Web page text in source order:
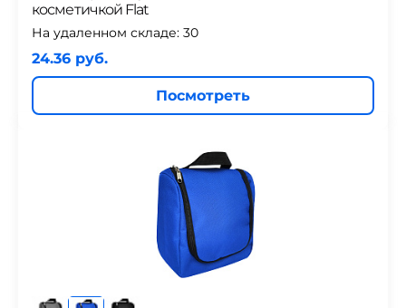
косметичкой Flat
На удаленном складе: 30
24.36 руб.
Посмотреть